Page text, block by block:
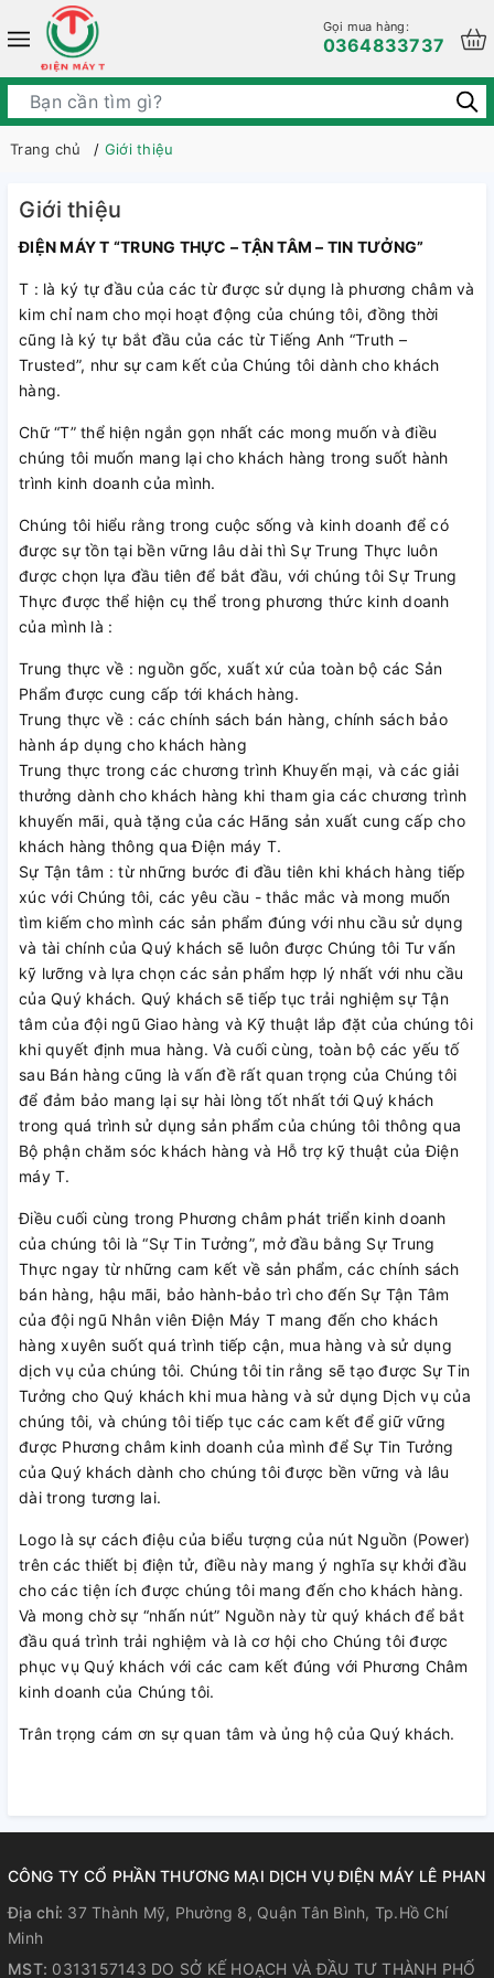
Gọi mua hàng:
0364833737
Trang chủ Giới thiệu
Giới thiệu
ĐIỆN MÁY T “TRUNG THỰC – TẬN TÂM – TIN TƯỞNG”
T : là ký tự đầu của các từ được sử dụng là phương châm và
kim chỉ nam cho mọi hoạt động của chúng tôi, đồng thời
cũng là ký tự bắt đầu của các từ Tiếng Anh “Truth –
Trusted”, như sự cam kết của Chúng tôi dành cho khách
hàng.
Chữ “T” thể hiện ngắn gọn nhất các mong muốn và điều
chúng tôi muốn mang lại cho khách hàng trong suốt hành
trình kinh doanh của mình.
Chúng tôi hiểu rằng trong cuộc sống và kinh doanh để có
được sự tồn tại bền vững lâu dài thì Sự Trung Thực luôn
được chọn lựa đầu tiên để bắt đầu, với chúng tôi Sự Trung
Thực được thể hiện cụ thể trong phương thức kinh doanh
của mình là :
Trung thực về : nguồn gốc, xuất xứ của toàn bộ các Sản
Phẩm được cung cấp tới khách hàng.
Trung thực về : các chính sách bán hàng, chính sách bảo
hành áp dụng cho khách hàng
Trung thực trong các chương trình Khuyến mại, và các giải
thưởng dành cho khách hàng khi tham gia các chương trình
khuyến mãi, quà tặng của các Hãng sản xuất cung cấp cho
khách hàng thông qua Điện máy T.
Sự Tận tâm : từ những bước đi đầu tiên khi khách hàng tiếp
xúc với Chúng tôi, các yêu cầu - thắc mắc và mong muốn
tìm kiếm cho mình các sản phẩm đúng với nhu cầu sử dụng
và tài chính của Quý khách sẽ luôn được Chúng tôi Tư vấn
kỹ lưỡng và lựa chọn các sản phẩm hợp lý nhất với nhu cầu
của Quý khách. Quý khách sẽ tiếp tục trải nghiệm sự Tận
tâm của đội ngũ Giao hàng và Kỹ thuật lắp đặt của chúng tôi
khi quyết định mua hàng. Và cuối cùng, toàn bộ các yếu tố
sau Bán hàng cũng là vấn đề rất quan trọng của Chúng tôi
để đảm bảo mang lại sự hài lòng tốt nhất tới Quý khách
trong quá trình sử dụng sản phẩm của chúng tôi thông qua
Bộ phận chăm sóc khách hàng và Hỗ trợ kỹ thuật của Điện
máy T.
Điều cuối cùng trong Phương châm phát triển kinh doanh
của chúng tôi là “Sự Tin Tưởng”, mở đầu bằng Sự Trung
Thực ngay từ những cam kết về sản phẩm, các chính sách
bán hàng, hậu mãi, bảo hành-bảo trì cho đến Sự Tận Tâm
của đội ngũ Nhân viên Điện Máy T mang đến cho khách
hàng xuyên suốt quá trình tiếp cận, mua hàng và sử dụng
dịch vụ của chúng tôi. Chúng tôi tin rằng sẽ tạo được Sự Tin
Tưởng cho Quý khách khi mua hàng và sử dụng Dịch vụ của
chúng tôi, và chúng tôi tiếp tục các cam kết để giữ vững
được Phương châm kinh doanh của mình để Sự Tin Tưởng
của Quý khách dành cho chúng tôi được bền vững và lâu
dài trong tương lai.
Logo là sự cách điệu của biểu tượng của nút Nguồn (Power)
trên các thiết bị điện tử, điều này mang ý nghĩa sự khởi đầu
cho các tiện ích được chúng tôi mang đến cho khách hàng.
Và mong chờ sự “nhấn nút” Nguồn này từ quý khách để bắt
đầu quá trình trải nghiệm và là cơ hội cho Chúng tôi được
phục vụ Quý khách với các cam kết đúng với Phương Châm
kinh doanh của Chúng tôi.
Trân trọng cám ơn sự quan tâm và ủng hộ của Quý khách.
CÔNG TY CỔ PHẦN THƯƠNG MẠI DỊCH VỤ ĐIỆN MÁY LÊ PHAN
Địa chỉ: 37 Thành Mỹ, Phường 8, Quận Tân Bình, Tp.Hồ Chí
Minh
MST: 0313157143 DO SỞ KẾ HOẠCH VÀ ĐẦU TƯ THÀNH PHỐ